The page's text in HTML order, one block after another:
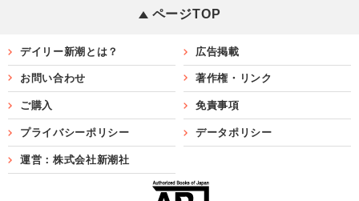
ページTOP
デイリー新潮とは？ 広告掲載
お問い合わせ 著作権・リンク
ご購入 免責事項
プライバシーポリシー データポリシー
運営：株式会社新潮社